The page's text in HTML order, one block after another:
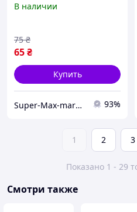
добавления сахара)
В наличии
65₴
75 ₴
Купить
Super-Max-market 93%
1 2 3
Показано 1 - 29
Смотри также